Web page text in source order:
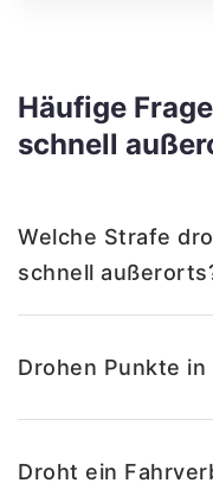
Häufige
schnell
Welche Strafe
schnell
Drohen Punkte in
Droht ein